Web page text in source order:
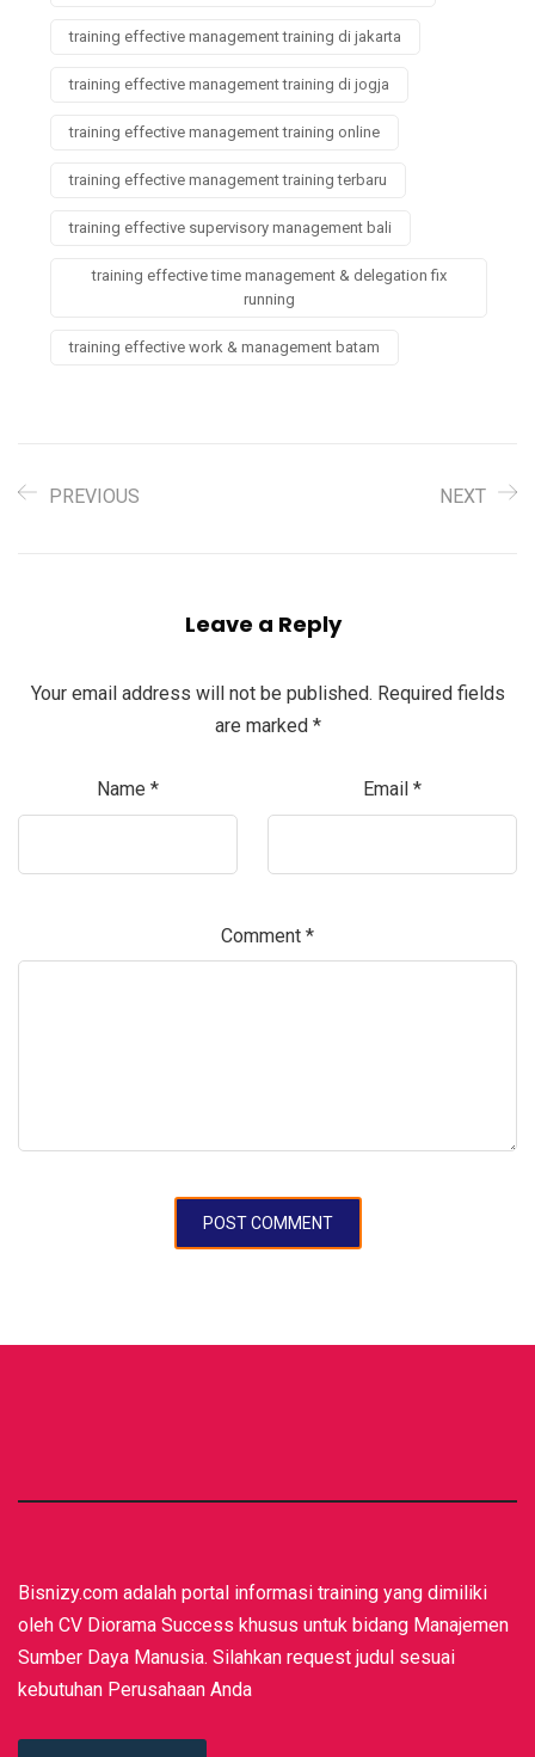
training effective management training di jakarta
training effective management training di jogja
training effective management training online
training effective management training terbaru
training effective supervisory management bali
training effective time management & delegation fix
running
training effective work & management batam
PREVIOUS NEXT
Leave a Reply
Your email address will not be published. Required fields
are marked *
Name * Email *
Comment *
Bisnizy.com adalah portal informasi training yang dimiliki
oleh CV Diorama Success khusus untuk bidang Manajemen
Sumber Daya Manusia. Silahkan request judul sesuai
kebutuhan Perusahaan Anda